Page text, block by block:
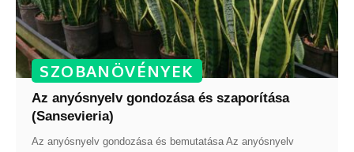
SZOBANÖVÉNYEK
Az anyósnyelv gondozása és szaporítása
(Sansevieria)
Az anyósnyelv gondozása és bemutatása Az anyósnyelv